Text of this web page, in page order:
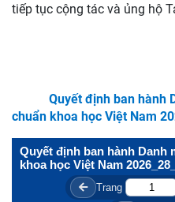
tiếp tục cộng tác và ủng hộ
Quyết định ban hành
chuẩn khoa học Việt Nam